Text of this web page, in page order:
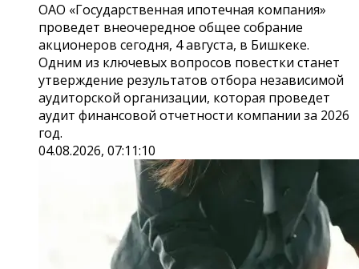
ОАО «Государственная ипотечная компания»
проведет внеочередное общее собрание
акционеров сегодня, 4 августа, в Бишкеке.
Одним из ключевых вопросов повестки станет
утверждение результатов отбора независимой
аудиторской организации, которая проведет
аудит финансовой отчетности компании за 2026
год.
04.08.2026, 07:11:10